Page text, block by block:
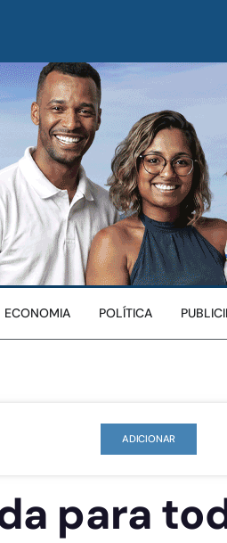
ECONOMIA POLÍTICA
ADICIONAR
para